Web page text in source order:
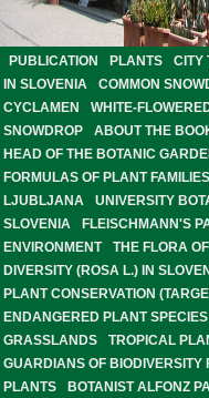
PUBLICATION PLANTS CITY
IN SLOVENIA
COMMON
CYCLAMEN
WHITE-
SNOWDROP
ABOUT THE
HEAD OF THE BOTANIC
FORMULAS OF PLANT
LJUBLJANA
UNIVERSITY
SLOVENIA
FLEISCHMANN'S
ENVIRONMENT
THE FLORA
DIVERSITY (ROSA L.) IN
PLANT CONSERVATION
ENDANGERED PLANT
GRASSLANDS
TROPICAL
GUARDIANS OF BIODIVERSITY
PLANTS
BOTANIST ALFONZ